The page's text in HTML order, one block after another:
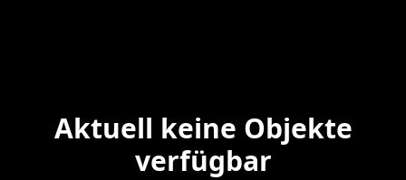
Aktuell keine Objekte
verfügbar